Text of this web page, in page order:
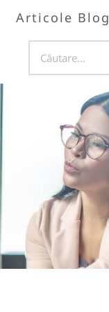
Articole Blog